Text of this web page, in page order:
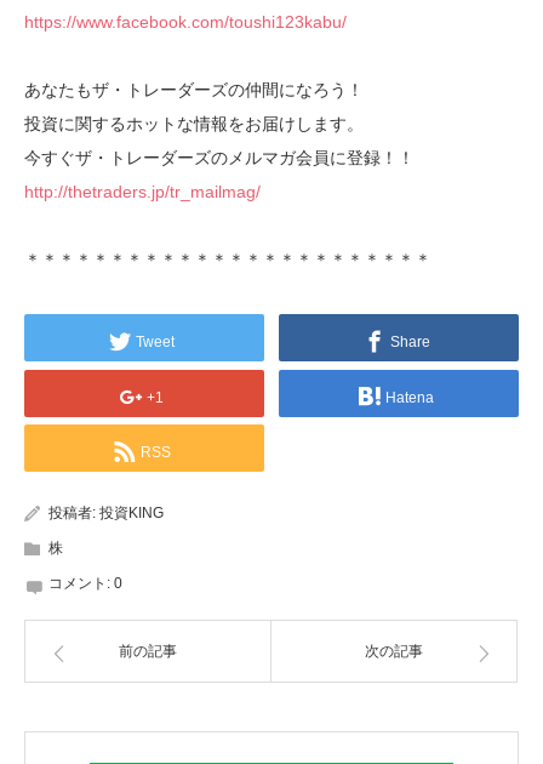
https://www.facebook.com/toushi123kabu/
あなたもザ・トレーダーズの仲間になろう！
投資に関するホットな情報をお届けします。
今すぐザ・トレーダーズのメルマガ会員に登録！！
http://thetraders.jp/tr_mailmag/
＊＊＊＊＊＊＊＊＊＊＊＊＊＊＊＊＊＊＊＊＊＊＊＊
Tweet Share
+1 Hatena
RSS
投稿者: 投資KING
株
コメント: 0
前の記事 次の記事